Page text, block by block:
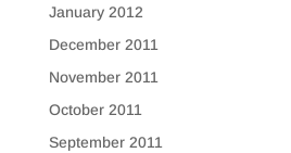
January 2012
December 2011
November 2011
October 2011
September 2011